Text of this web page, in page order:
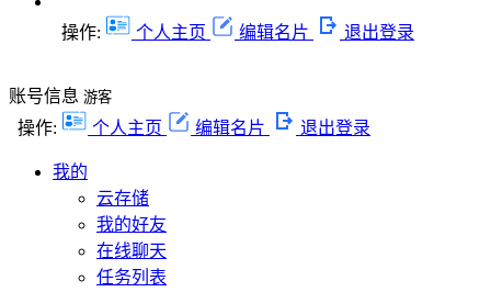
操作: 个人主页 编辑名片 退出登录
账号信息 游客
操作: 个人主页 编辑名片 退出登录
我的
云存储
我的好友
在线聊天
任务列表